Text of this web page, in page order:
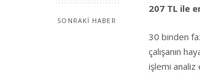
SONRAKİ HABER
207 TL ile
30 binden
çalışanın
işlemi analiz